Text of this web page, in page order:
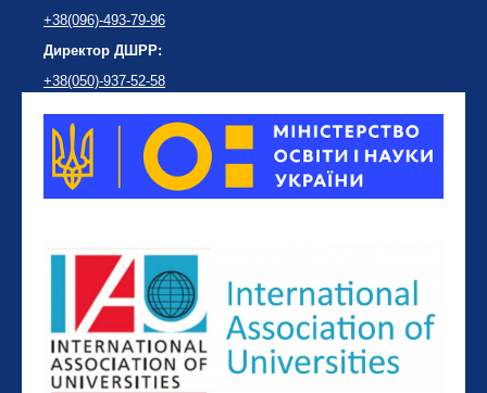
+38(096)-493-79-96
Директор ДШРР:
+38(050)-937-52-58